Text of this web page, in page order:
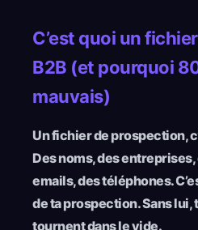
C’est quoi un
B2B (et pourquoi
mauvais)
Un fichier de prospection,
Des noms, des
emails, des téléphones.
de ta prospection. Sans lui,
tournent dans le vide.